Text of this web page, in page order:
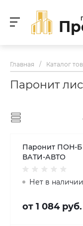
Главная / Каталог
Паронит
Паронит ПОН-Б
ВАТИ-АВТО
Нет в наличии
от 1 084 руб.